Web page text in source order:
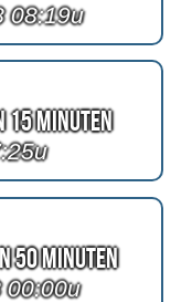
08:19u
15 Minuten
50 Minuten
00:00u